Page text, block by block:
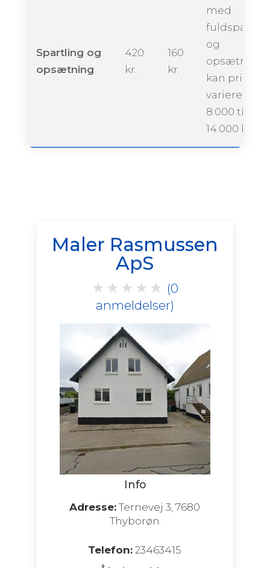
Spartling og
opsætning
420
kr.
160
kr.
med
og
opsætning
kan prisen
variere fra
8.000 til
14.000
Maler Rasmussen
ApS
★ ★ ★ ★ ★ (0
anmeldelser)
Info
Adresse:Ternevej 3, 7680
Thyborøn
Telefon: 23463415